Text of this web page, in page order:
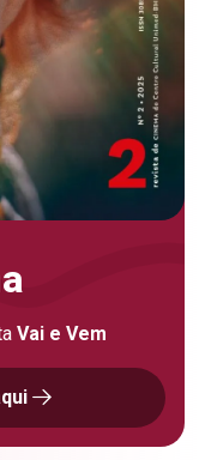
Vai e Vem